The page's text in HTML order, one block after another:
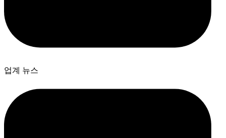
업계 뉴스